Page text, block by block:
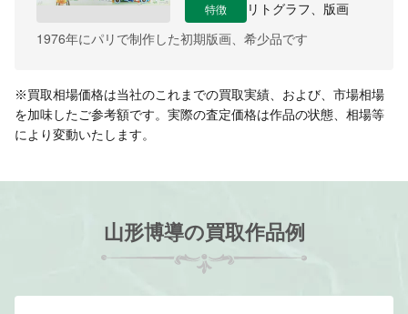
特徴 リトグラフ、版画
1976年にパリで制作した初期版画、希少品です
※買取相場価格は当社のこれまでの買取実績、および、市場相場
を加味したご参考額です。実際の査定価格は作品の状態、相場等
により変動いたします。
山形博導の買取作品例